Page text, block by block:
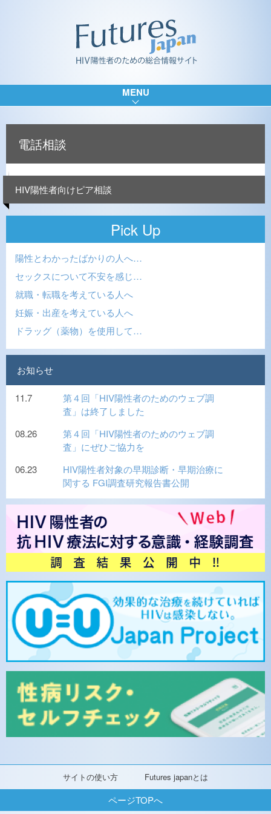
サイトの使い方 Futures japanとは
MENU
電話相談
HIV陽性者向けピア相談
Pick Up
陽性とわかったばかりの人へ…
セックスについて不安を感じ…
就職・転職を考えている人へ
妊娠・出産を考えている人へ
ドラッグ（薬物）を使用して…
お知らせ
11.7
第４回「HIV陽性者のためのウェブ調
査」は終了しました
08.26
第４回「HIV陽性者のためのウェブ調
査」にぜひご協力を
06.23
HIV陽性者対象の早期診断・早期治療に
関する FGI調査研究報告書公開
ページTOPへ